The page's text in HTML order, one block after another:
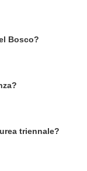
Bosco?
triennale?